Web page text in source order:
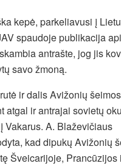
kepė, parkeliavusi į
spaudoje publikacija
antrašte, jog jis
savo žmoną.
ir dalis Avižonių
atgal ir antrajai sovietų
Vakarus. A. Blaževičiaus
kad dipukų Avižonių
Šveicarijoje, Prancūzijos